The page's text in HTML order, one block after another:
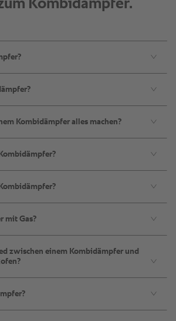
Kombidämpfer alles machen?
mit Gas?
zwischen einem Kombidämpfer und